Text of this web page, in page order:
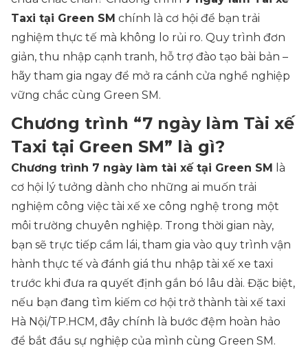
Taxi tại Green SM chính là cơ hội để bạn trải
nghiệm thực tế mà không lo rủi ro. Quy trình đơn
giản, thu nhập cạnh tranh, hỗ trợ đào tạo bài bản –
hãy tham gia ngay để mở ra cánh cửa nghề nghiệp
vững chắc cùng Green SM.
Chương trình “7 ngày làm Tài xế
Taxi tại Green SM” là gì?
Chương trình 7 ngày làm tài xế tại Green SM là
cơ hội lý tưởng dành cho những ai muốn trải
nghiệm công việc tài xế xe công nghệ trong một
môi trường chuyên nghiệp. Trong thời gian này,
bạn sẽ trực tiếp cầm lái, tham gia vào quy trình vận
hành thực tế và đánh giá thu nhập tài xế xe taxi
trước khi đưa ra quyết định gắn bó lâu dài. Đặc biệt,
nếu bạn đang tìm kiếm cơ hội trở thành tài xế taxi
Hà Nội/TP.HCM, đây chính là bước đệm hoàn hảo
để bắt đầu sự nghiệp của mình cùng Green SM.